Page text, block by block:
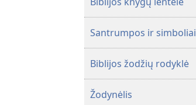
Santrumpos ir simboliai
Biblijos žodžių rodyklė
Žodynėlis